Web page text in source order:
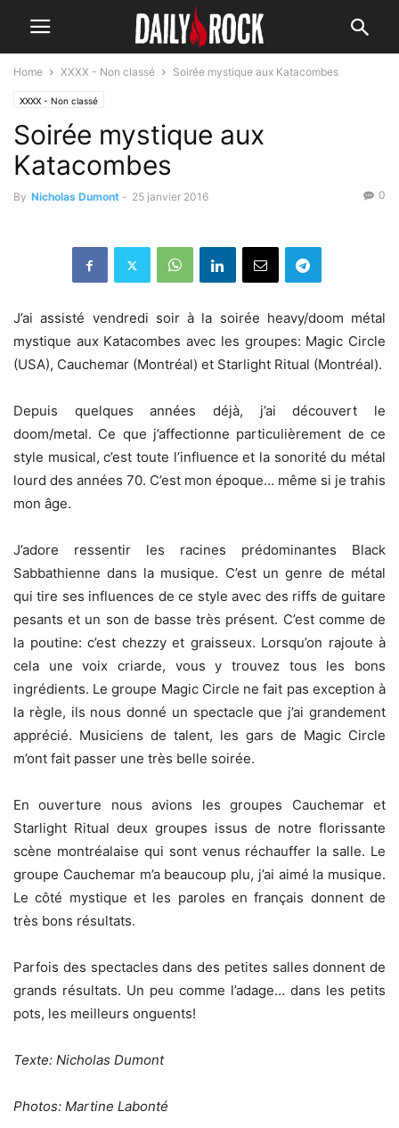
Home XXXX - Non classé Soirée mystique aux Katacombes
XXXX - Non classé
Soirée mystique aux
Katacombes
By Nicholas Dumont - 25 janvier 2016 0
J’ai assisté vendredi soir à la soirée heavy/doom métal
mystique aux Katacombes avec les groupes: Magic Circle
(USA), Cauchemar (Montréal) et Starlight Ritual (Montréal).
Depuis quelques années déjà, j’ai découvert le
doom/metal. Ce que j’affectionne particulièrement de ce
style musical, c’est toute l’influence et la sonorité du métal
lourd des années 70. C’est mon époque… même si je trahis
mon âge.
J’adore ressentir les racines prédominantes Black
Sabbathienne dans la musique. C’est un genre de métal
qui tire ses influences de ce style avec des riffs de guitare
pesants et un son de basse très présent. C’est comme de
la poutine: c’est chezzy et graisseux. Lorsqu’on rajoute à
cela une voix criarde, vous y trouvez tous les bons
ingrédients. Le groupe Magic Circle ne fait pas exception à
la règle, ils nous donné un spectacle que j’ai grandement
apprécié. Musiciens de talent, les gars de Magic Circle
m’ont fait passer une très belle soirée.
En ouverture nous avions les groupes Cauchemar et
Starlight Ritual deux groupes issus de notre florissante
scène montréalaise qui sont venus réchauffer la salle. Le
groupe Cauchemar m’a beaucoup plu, j’ai aimé la musique.
Le côté mystique et les paroles en français donnent de
très bons résultats.
Parfois des spectacles dans des petites salles donnent de
grands résultats. Un peu comme l’adage… dans les petits
pots, les meilleurs onguents!
Texte: Nicholas Dumont
Photos: Martine Labonté